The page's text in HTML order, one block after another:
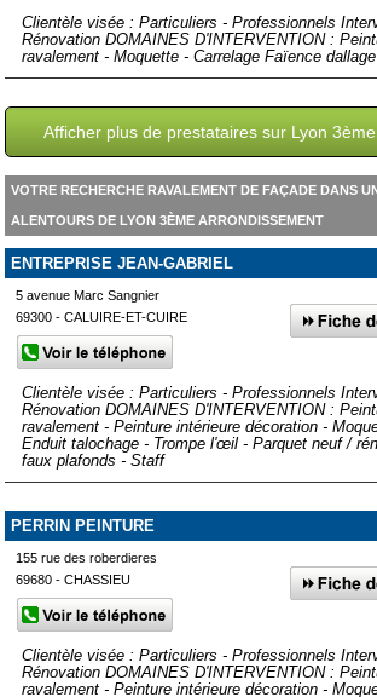
Clientèle visée : Particuliers - Professionnels
Rénovation DOMAINES D'INTERVENTION :
ravalement - Moquette - Carrelage Faïence dallage
Afficher plus de prestataires sur Lyon
VOTRE RECHERCHE RAVALEMENT DE FAÇADE DANS
ALENTOURS DE LYON 3ÈME ARRONDISSEMENT
ENTREPRISE JEAN-GABRIEL
5 avenue Marc Sangnier
69300 - CALUIRE-ET-CUIRE
Clientèle visée : Particuliers - Professionnels
Rénovation DOMAINES D'INTERVENTION :
ravalement - Peinture intérieure décoration -
Enduit talochage - Trompe l'œil - Parquet neuf /
faux plafonds - Staff
PERRIN PEINTURE
155 rue des roberdieres
69680 - CHASSIEU
Clientèle visée : Particuliers - Professionnels
Rénovation DOMAINES D'INTERVENTION :
ravalement - Peinture intérieure décoration -